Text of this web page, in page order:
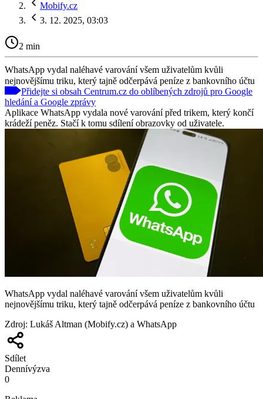
Mobify.cz
3. 12. 2025, 03:03
2 min
WhatsApp vydal naléhavé varování všem uživatelům kvůli
nejnovějšímu triku, který tajně odčerpává peníze z bankovního účtu
Přidejte si obsah Centrum.cz do oblíbených zdrojů pro Google
hledání a Google zprávy
Aplikace WhatsApp vydala nové varování před trikem, který končí
krádeží peněz. Stačí k tomu sdílení obrazovky od uživatele.
WhatsApp vydal naléhavé varování všem uživatelům kvůli
nejnovějšímu triku, který tajně odčerpává peníze z bankovního účtu
Zdroj: Lukáš Altman (Mobify.cz) a WhatsApp
Sdílet
Dennívýzva
0